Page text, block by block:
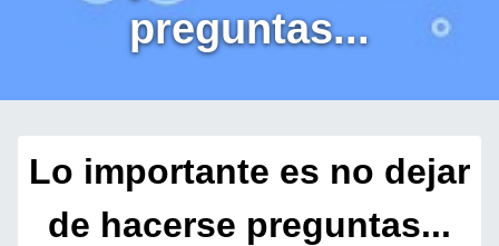
preguntas...
Lo importante es no dejar
de hacerse preguntas...